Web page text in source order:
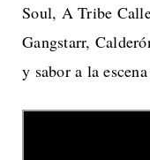
Soul, A Tribe
Gangstarr,
y sabor a la